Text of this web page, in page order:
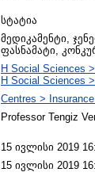
სტატია
მედიკამენტი,
ფასნამატი,
H Social Sciences
H Social Sciences
Centres >
Professor Tengiz
15 ივლისი 2019
15 ივლისი 2019